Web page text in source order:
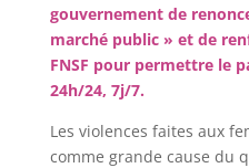
gouvernement de
marché public » et de
FNSF pour permettre le
24h/24, 7j/7.
Les violences faites aux
comme grande cause du